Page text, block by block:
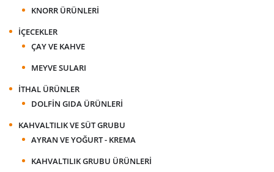
KNORR ÜRÜNLERI
İÇECEKLER
ÇAY VE KAHVE
MEYVE SULARI
İTHAL ÜRÜNLER
DOLFIN GIDA ÜRÜNLERI
KAHVALTILIK VE SÜT GRUBU
AYRAN VE YOĞURT - KREMA
KAHVALTILIK GRUBU ÜRÜNLERI